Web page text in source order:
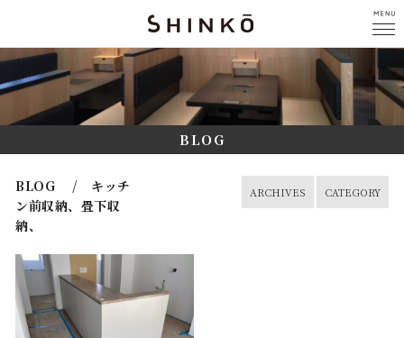
BLOG
BLOG / キッチ
ン前収納、畳下収
納、
CATEGORY
ARCHIVES